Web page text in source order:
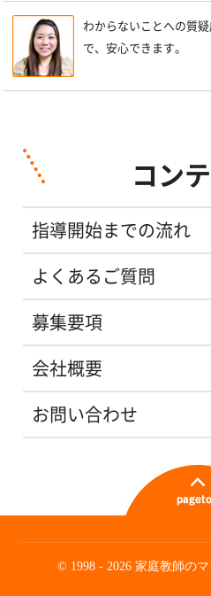
わからないことへの質
で、安心できます。
コン
指導開始までの流れ
よくあるご質問
募集要項
会社概要
お問い合わせ
© 1998 - 2026 家庭教師の